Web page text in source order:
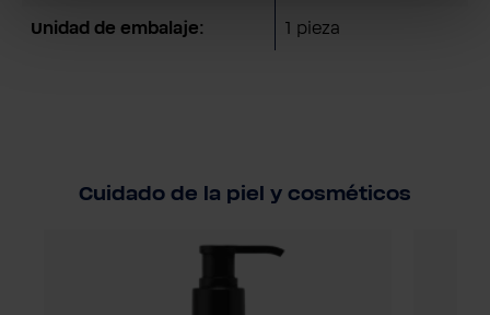
Unidad de embalaje: 1 pieza
Cuidado de la piel y cosméticos